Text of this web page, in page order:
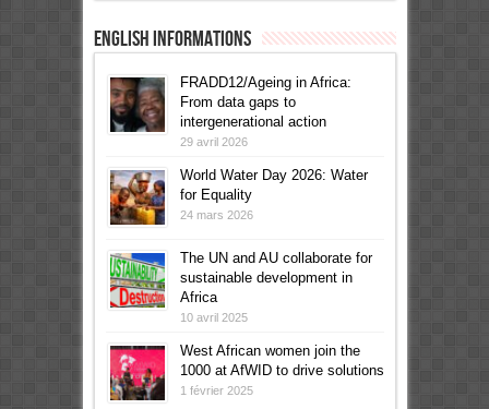
English informations
FRADD12/Ageing in Africa:
From data gaps to
intergenerational action
29 avril 2026
World Water Day 2026: Water
for Equality
24 mars 2026
The UN and AU collaborate for
sustainable development in
Africa
10 avril 2025
West African women join the
1000 at AfWID to drive solutions
1 février 2025